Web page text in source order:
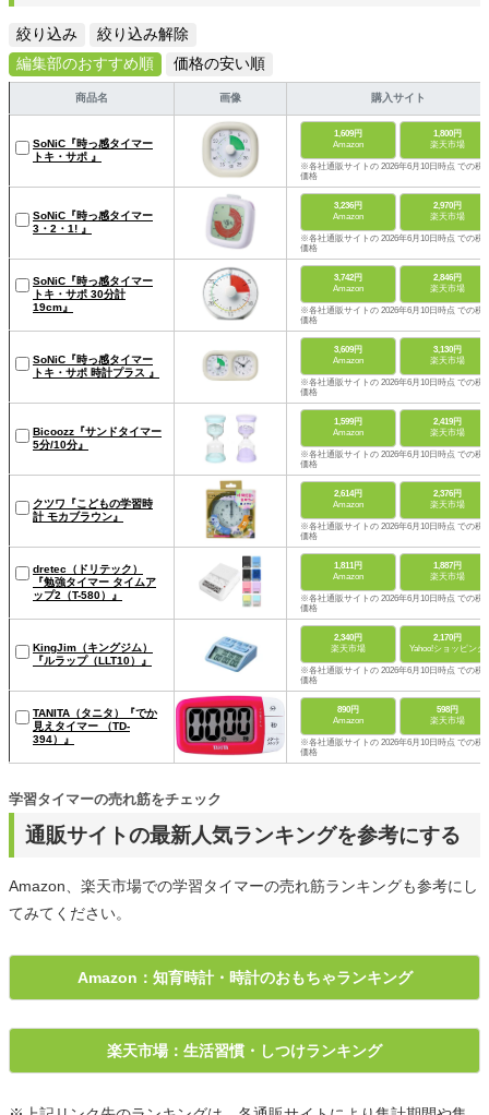
絞り込み
絞り込み解除
編集部のおすすめ順
価格の安い順
商品名 画像 購入サイト
SoNiC『時っ感タイマー
トキ・サポ 』
1,609円
Amazon
1,800円
楽天市場
※各社通販サイトの 2026年6月10日時点 での税
価格
SoNiC『時っ感タイマー
3・2・1! 』
3,236円
Amazon
2,970円
楽天市場
※各社通販サイトの 2026年6月10日時点 での税
価格
SoNiC『時っ感タイマー
トキ・サポ 30分計
19cm』
3,742円
Amazon
2,846円
楽天市場
※各社通販サイトの 2026年6月10日時点 での税
価格
SoNiC『時っ感タイマー
トキ・サポ 時計プラス 』
3,609円
Amazon
3,130円
楽天市場
※各社通販サイトの 2026年6月10日時点 での税
価格
Bicoozz『サンドタイマー
5分/10分』
1,599円
Amazon
2,419円
楽天市場
※各社通販サイトの 2026年6月10日時点 での税
価格
クツワ『こどもの学習時
計 モカブラウン』
2,614円
Amazon
2,376円
楽天市場
※各社通販サイトの 2026年6月10日時点 での税
価格
dretec（ドリテック）
『勉強タイマー タイムア
ップ2（T-580）』
1,811円
Amazon
1,887円
楽天市場
※各社通販サイトの 2026年6月10日時点 での税
価格
KingJim（キングジム）
『ルラップ（LLT10）』
2,340円
楽天市場
2,170円
Yahoo!ショッピング
※各社通販サイトの 2026年6月10日時点 での税
価格
TANITA（タニタ）『でか
見えタイマー （TD-
394）』
890円
Amazon
598円
楽天市場
※各社通販サイトの 2026年6月10日時点 での税
価格
通販サイトの最新人気ランキングを参考にする
学習タイマーの売れ筋をチェック
Amazon、楽天市場での学習タイマーの売れ筋ランキングも参考にし
てみてください。
Amazon：知育時計・時計のおもちゃランキング
楽天市場：生活習慣・しつけランキング